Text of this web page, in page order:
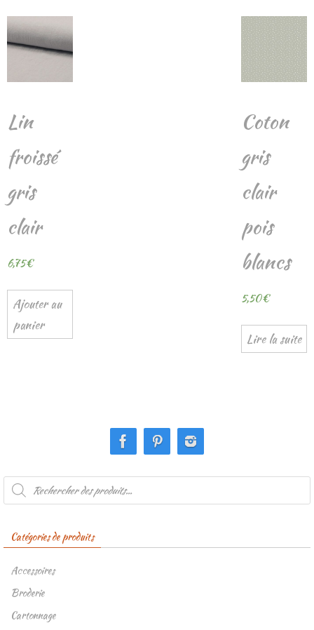
Lin
froissé
gris
clair
6,75€
Ajouter au
panier
Coton
gris
clair
pois
blancs
5,50€
Lire la suite
Recherche
produits
Catégories de produits
Accessoires
Broderie
Cartonnage